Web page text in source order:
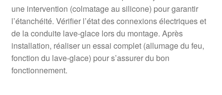
une intervention (colmatage au silicone) pour garantir
l’étanchéité. Vérifier l’état des connexions électriques et
de la conduite lave-glace lors du montage. Après
installation, réaliser un essai complet (allumage du feu,
fonction du lave-glace) pour s’assurer du bon
fonctionnement.